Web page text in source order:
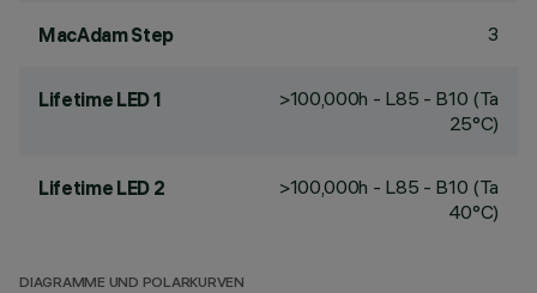
MacAdam Step 3
Lifetime LED 1
>100,000h - L85 - B10 (Ta
25°C)
Lifetime LED 2
>100,000h - L85 - B10 (Ta
40°C)
DIAGRAMME UND POLARKURVEN